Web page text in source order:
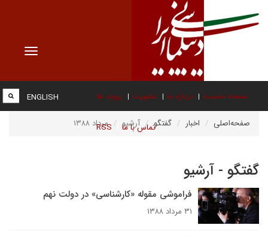
Toggle
صفحه نخست درباره ما عضویت پیوند ها
تماس با ما RSS
ENGLISH
صفحه‌اصلی اخبار گفتگو آرشیو مرداد ۱۳۸۸
گفتگو - آرشیو
فراموشی مقوله «کارشناسى» در دولت نهم
۳۱ مرداد ۱۳۸۸